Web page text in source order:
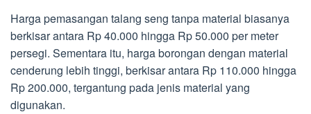
Harga pemasangan talang seng tanpa material biasanya
berkisar antara Rp 40.000 hingga Rp 50.000 per meter
persegi. Sementara itu, harga borongan dengan material
cenderung lebih tinggi, berkisar antara Rp 110.000 hingga
Rp 200.000, tergantung pada jenis material yang
digunakan.